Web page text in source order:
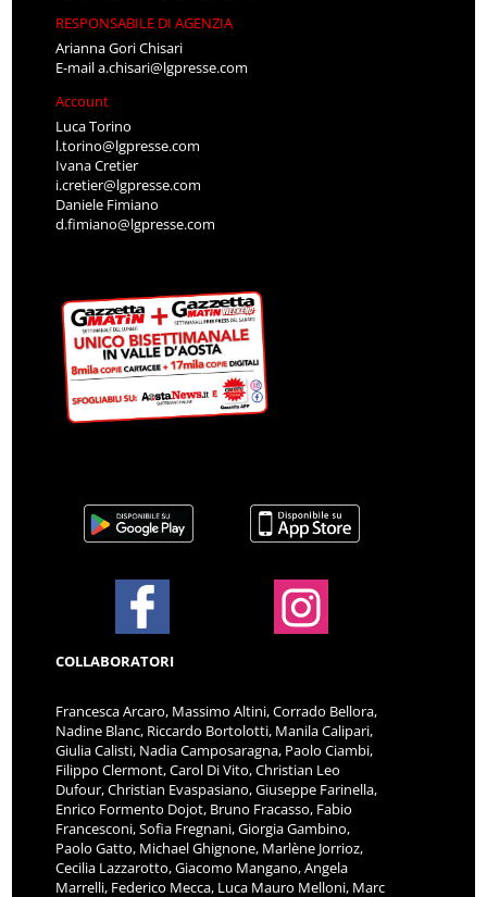
RESPONSABILE DI AGENZIA
Arianna Gori Chisari
E-maila.chisari@lgpresse.com
Account
Luca Torino
l.torino@lgpresse.com
Ivana Cretier
i.cretier@lgpresse.com
Daniele Fimiano
d.fimiano@lgpresse.com
COLLABORATORI
Francesca Arcaro, Massimo Altini, Corrado Bellora,
Nadine Blanc, Riccardo Bortolotti, Manila Calipari,
Giulia Calisti, Nadia Camposaragna, Paolo Ciambi,
Filippo Clermont, Carol Di Vito, Christian Leo
Dufour, Christian Evaspasiano, Giuseppe Farinella,
Enrico Formento Dojot, Bruno Fracasso, Fabio
Francesconi, Sofia Fregnani, Giorgia Gambino,
Paolo Gatto, Michael Ghignone, Marlène Jorrioz,
Cecilia Lazzarotto, Giacomo Mangano, Angela
Marrelli, Federico Mecca, Luca Mauro Melloni, Marc